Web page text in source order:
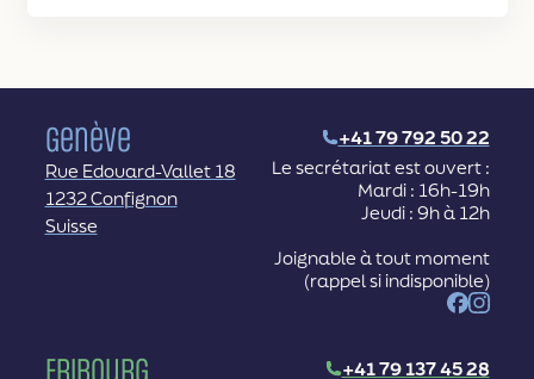
Genève
+41 79 792 50 22
Rue Edouard-Vallet 18
1232 Confignon
Suisse
Le secrétariat est ouvert :
Mardi : 16h-19h
Jeudi : 9h à 12h
Joignable à tout moment
(rappel si indisponible)
Facebook
+41 79 137 45 28